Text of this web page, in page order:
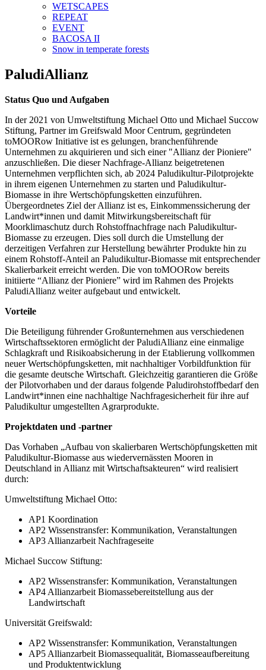
WETSCAPES
REPEAT
EVENT
BACOSA II
Snow in temperate forests
PaludiAllianz
Status Quo und Aufgaben
In der 2021 von Umweltstiftung Michael Otto und Michael Succow
Stiftung, Partner im Greifswald Moor Centrum, gegründeten
toMOORow Initiative ist es gelungen, branchenführende
Unternehmen zu akquirieren und sich einer "Allianz der Pioniere"
anzuschließen. Die dieser Nachfrage-Allianz beigetretenen
Unternehmen verpflichten sich, ab 2024 Paludikultur-Pilotprojekte
in ihrem eigenen Unternehmen zu starten und Paludikultur-
Biomasse in ihre Wertschöpfungsketten einzuführen.
Übergeordnetes Ziel der Allianz ist es, Einkommenssicherung der
Landwirt*innen und damit Mitwirkungsbereitschaft für
Moorklimaschutz durch Rohstoffnachfrage nach Paludikultur-
Biomasse zu erzeugen. Dies soll durch die Umstellung der
derzeitigen Verfahren zur Herstellung bewährter Produkte hin zu
einem Rohstoff-Anteil an Paludikultur-Biomasse mit entsprechender
Skalierbarkeit erreicht werden. Die von toMOORow bereits
initiierte “Allianz der Pioniere” wird im Rahmen des Projekts
PaludiAllianz weiter aufgebaut und entwickelt.
Vorteile
Die Beteiligung führender Großunternehmen aus verschiedenen
Wirtschaftssektoren ermöglicht der PaludiAllianz eine einmalige
Schlagkraft und Risikoabsicherung in der Etablierung vollkommen
neuer Wertschöpfungsketten, mit nachhaltiger Vorbildfunktion für
die gesamte deutsche Wirtschaft. Gleichzeitig garantieren die Größe
der Pilotvorhaben und der daraus folgende Paludirohstoffbedarf den
Landwirt*innen eine nachhaltige Nachfragesicherheit für ihre auf
Paludikultur umgestellten Agrarprodukte.
Projektdaten und -partner
Das Vorhaben „Aufbau von skalierbaren Wertschöpfungsketten mit
Paludikultur-Biomasse aus wiedervernässten Mooren in
Deutschland in Allianz mit Wirtschaftsakteuren“ wird realisiert
durch:
Umweltstiftung Michael Otto:
AP1 Koordination
AP2 Wissenstransfer: Kommunikation, Veranstaltungen
AP3 Allianzarbeit Nachfrageseite
Michael Succow Stiftung:
AP2 Wissenstransfer: Kommunikation, Veranstaltungen
AP4 Allianzarbeit Biomassebereitstellung aus der
Landwirtschaft
Universität Greifswald:
AP2 Wissenstransfer: Kommunikation, Veranstaltungen
AP5 Allianzarbeit Biomassequalität, Biomasseaufbereitung
und Produktentwicklung